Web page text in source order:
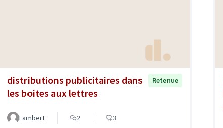
distributions publicitaires dans
les boites aux lettres
Retenue
Lambert 2 3